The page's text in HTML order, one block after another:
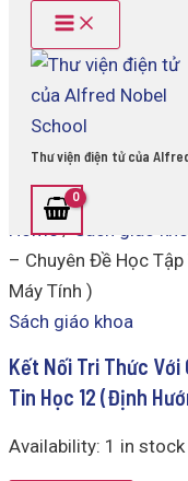
content
Main
Menu
Thư viện điện tử của
Home/Sách giáo
– Chuyên Đề Học
Máy Tính )
Sách giáo khoa
Kết Nối Tri Thức Với
Tin Học 12 (Định
Availability: 1 in stock
Cuộc
Chuyên
Tập
Tin
Học
12
Hướng
Học
Tính